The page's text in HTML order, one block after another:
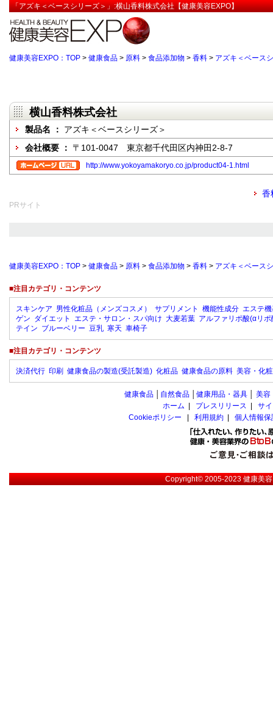
「アズキ＜ベースシリーズ＞」:横山香料株式会社【健康美容EXPO】
健康美容EXPO：TOP > 健康食品 > 原料 > 食品添加物 > 香料 > アズキ＜ベース
横山香料株式会社
製品名 ： アズキ＜ベースシリーズ＞
会社概要 ： 〒101-0047 東京都千代田区内神田2-8-7
http://www.yokoyamakoryo.co.jp/product04-1.html
香
PRサイト
健康美容EXPO：TOP > 健康食品 > 原料 > 食品添加物 > 香料 > アズキ＜ベース
■注目カテゴリ・コンテンツ
スキンケア 男性化粧品（メンズコスメ） サプリメント 機能性成分 エステ
ゲン ダイエット エステ・サロン・スパ向け 大麦若葉 アルファリポ酸(αリポ
テイン ブルーベリー 豆乳 寒天 車椅子
■注目カテゴリ・コンテンツ
決済代行 印刷 健康食品の製造(受託製造) 化粧品 健康食品の原料 美容・化
健康食品 自然食品 健康用品・器具 美容
ホーム
プレスリリース
サ
Cookieポリシー
利用規約 個人情報
Copyright© 2005-2023健康美